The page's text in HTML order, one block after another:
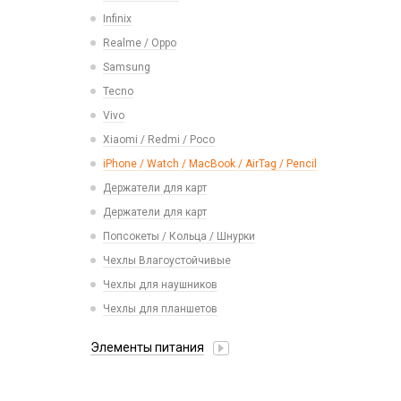
Смарт часы
Умные детские часы
Шармы для ремешков Watch Series
Vivo
Xiaomi/ Redmi/ Poco
Монтажные комплекты и салфетки
На камеру/на динамик
Infinix
Realme / Oppo
Samsung
Tecno
Vivo
Xiaomi / Redmi / Poco
iPhone / Watch / MacBook / AirTag / Pencil
Держатели для карт
Держатели для карт
Попсокеты / Кольца / Шнурки
Чехлы Влагоустойчивые
Чехлы для наушников
Чехлы для планшетов
Элементы питания